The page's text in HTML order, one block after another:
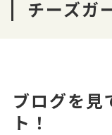
チーズガ
ブログを見
ト！